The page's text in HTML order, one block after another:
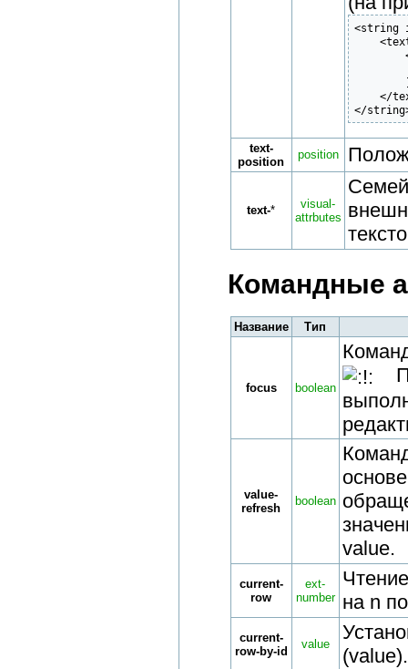
<string
	<![CDATA[
</
</
text-
position
position
text-*
visual-
attrbutes
Командные
Название Тип
focus boolean
value-
refresh
boolean
value.
current-
row
ext-
number
на n
current-
row-by-id
value
(value).